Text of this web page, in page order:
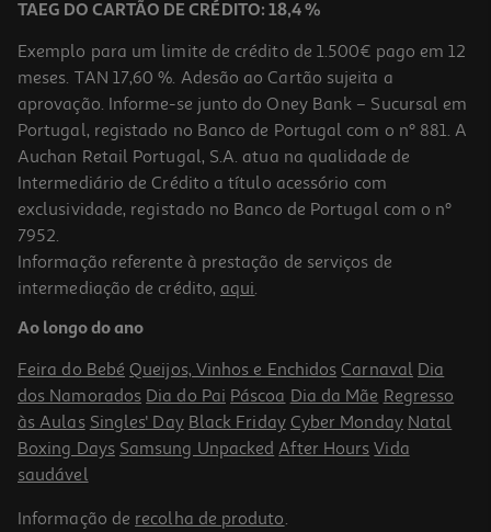
Smartband Xiaomi 9 Pro Moonlight Silver
44.99 €/un
44,99 €
TAEG DO CARTÃO DE CRÉDITO: 18,4 %
Exemplo para um limite de crédito de 1.500€ pago em 12
meses. TAN 17,60 %. Adesão ao Cartão sujeita a
aprovação. Informe-se junto do Oney Bank – Sucursal em
Portugal, registado no Banco de Portugal com o nº 881. A
Auchan Retail Portugal, S.A. atua na qualidade de
Intermediário de Crédito a título acessório com
exclusividade, registado no Banco de Portugal com o nº
7952.
Informação referente à prestação de serviços de
intermediação de crédito, aqui.
Ao longo do ano
Feira do Bebé Queijos, Vinhos e Enchidos Carnaval Dia
dos Namorados Dia do Pai Páscoa Dia da Mãe Regresso
às Aulas Singles' Day Black Friday Cyber Monday Natal
Boxing Days Samsung Unpacked After Hours Vida
saudável
Informação de recolha de produto.